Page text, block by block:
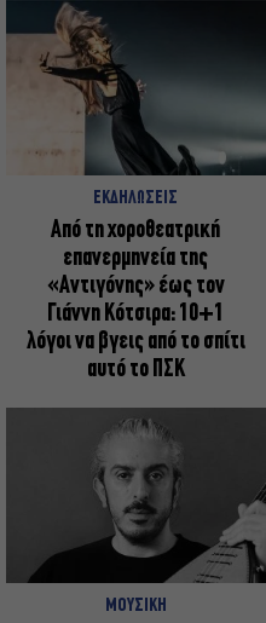
ΕΚΔΗΛΩΣΕΙΣ
Από τη χοροθεατρική
επανερμηνεία της
«Αντιγόνης» έως τον
Γιάννη Κότσιρα: 10+1
λόγοι να βγεις από το σπίτι
αυτό το ΠΣΚ
ΜΟΥΣΙΚΗ